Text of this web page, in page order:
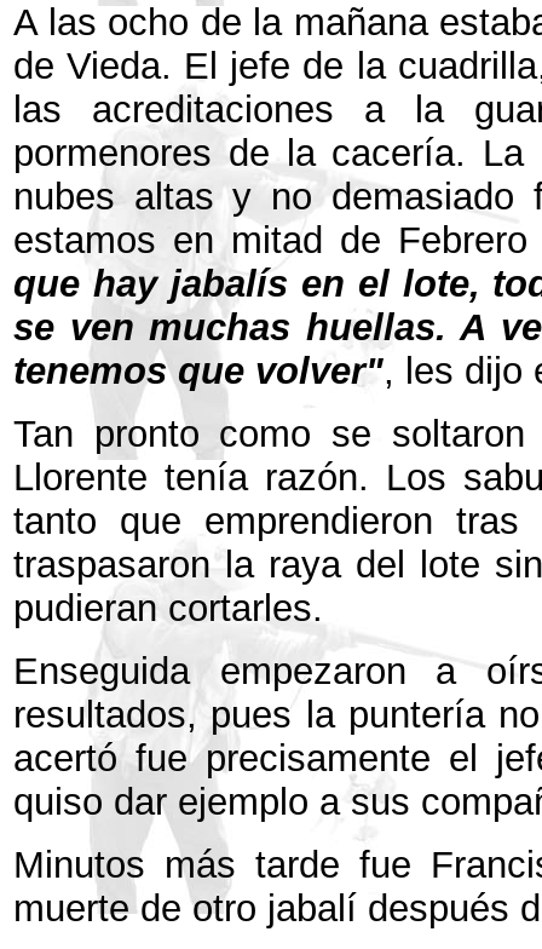
A las ocho de la mañana
de Vieda. El jefe de la
las acreditaciones a la
pormenores de la cacería.
nubes altas y no demasiado
estamos en mitad de
que hay jabalís en el lote,
se ven muchas huellas. A
tenemos que volver", les dijo
Tan pronto como se
Llorente tenía razón. Los
tanto que emprendieron
traspasaron la raya del lote
pudieran cortarles.
Enseguida empezaron a
resultados, pues la puntería
acertó fue precisamente el
quiso dar ejemplo a sus
Minutos más tarde fue
muerte de otro jabalí después